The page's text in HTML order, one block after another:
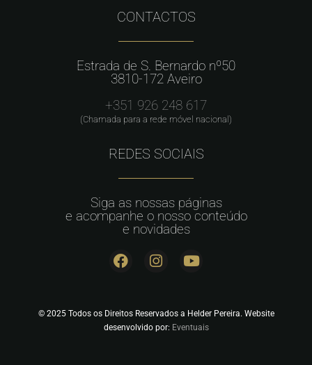
CONTACTOS
Estrada de S. Bernardo nº50
3810-172 Aveiro
+351 926 248 617
(Chamada para a rede móvel nacional)
REDES SOCIAIS
Siga as nossas páginas
e acompanhe o nosso conteúdo
e novidades
© 2025 Todos os Direitos Reservados a Helder Pereira. Website
desenvolvido por: Eventuais